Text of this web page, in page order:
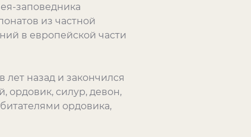
заповедника
из частной
в европейской части
назад и закончился
ордовик, силур, девон,
ордовика,